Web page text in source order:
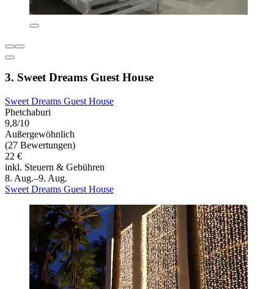
3. Sweet Dreams Guest House
Sweet Dreams Guest House
Phetchaburi
9,8/10
Außergewöhnlich
(27 Bewertungen)
22 €
inkl. Steuern & Gebühren
8. Aug.–9. Aug.
Sweet Dreams Guest House